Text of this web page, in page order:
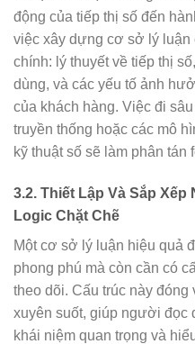
động của tiếp thị số đến
việc xây dựng cơ sở lý luận
chính: lý thuyết về tiếp thị
dùng, và các yếu tố ảnh
của khách hàng. Việc đi
truyền thống hoặc các mô
kỹ thuật số sẽ làm phân tán
3.2. Thiết Lập Và Sắp
Logic Chặt Chẽ
Một cơ sở lý luận hiệu quả
phong phú mà còn cần có
theo dõi. Cấu trúc này
xuyên suốt, giúp người đọc
khái niệm quan trọng và